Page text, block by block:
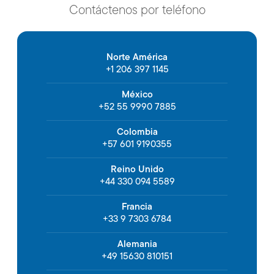
Contáctenos por teléfono
Norte América
+1 206 397 1145
México
+52 55 9990 7885
Colombia
+57 601 9190355
Reino Unido
+44 330 094 5589
Francia
+33 9 7303 6784
Alemania
+49 15630 810151